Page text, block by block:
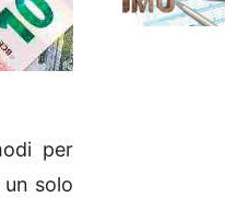
per
solo